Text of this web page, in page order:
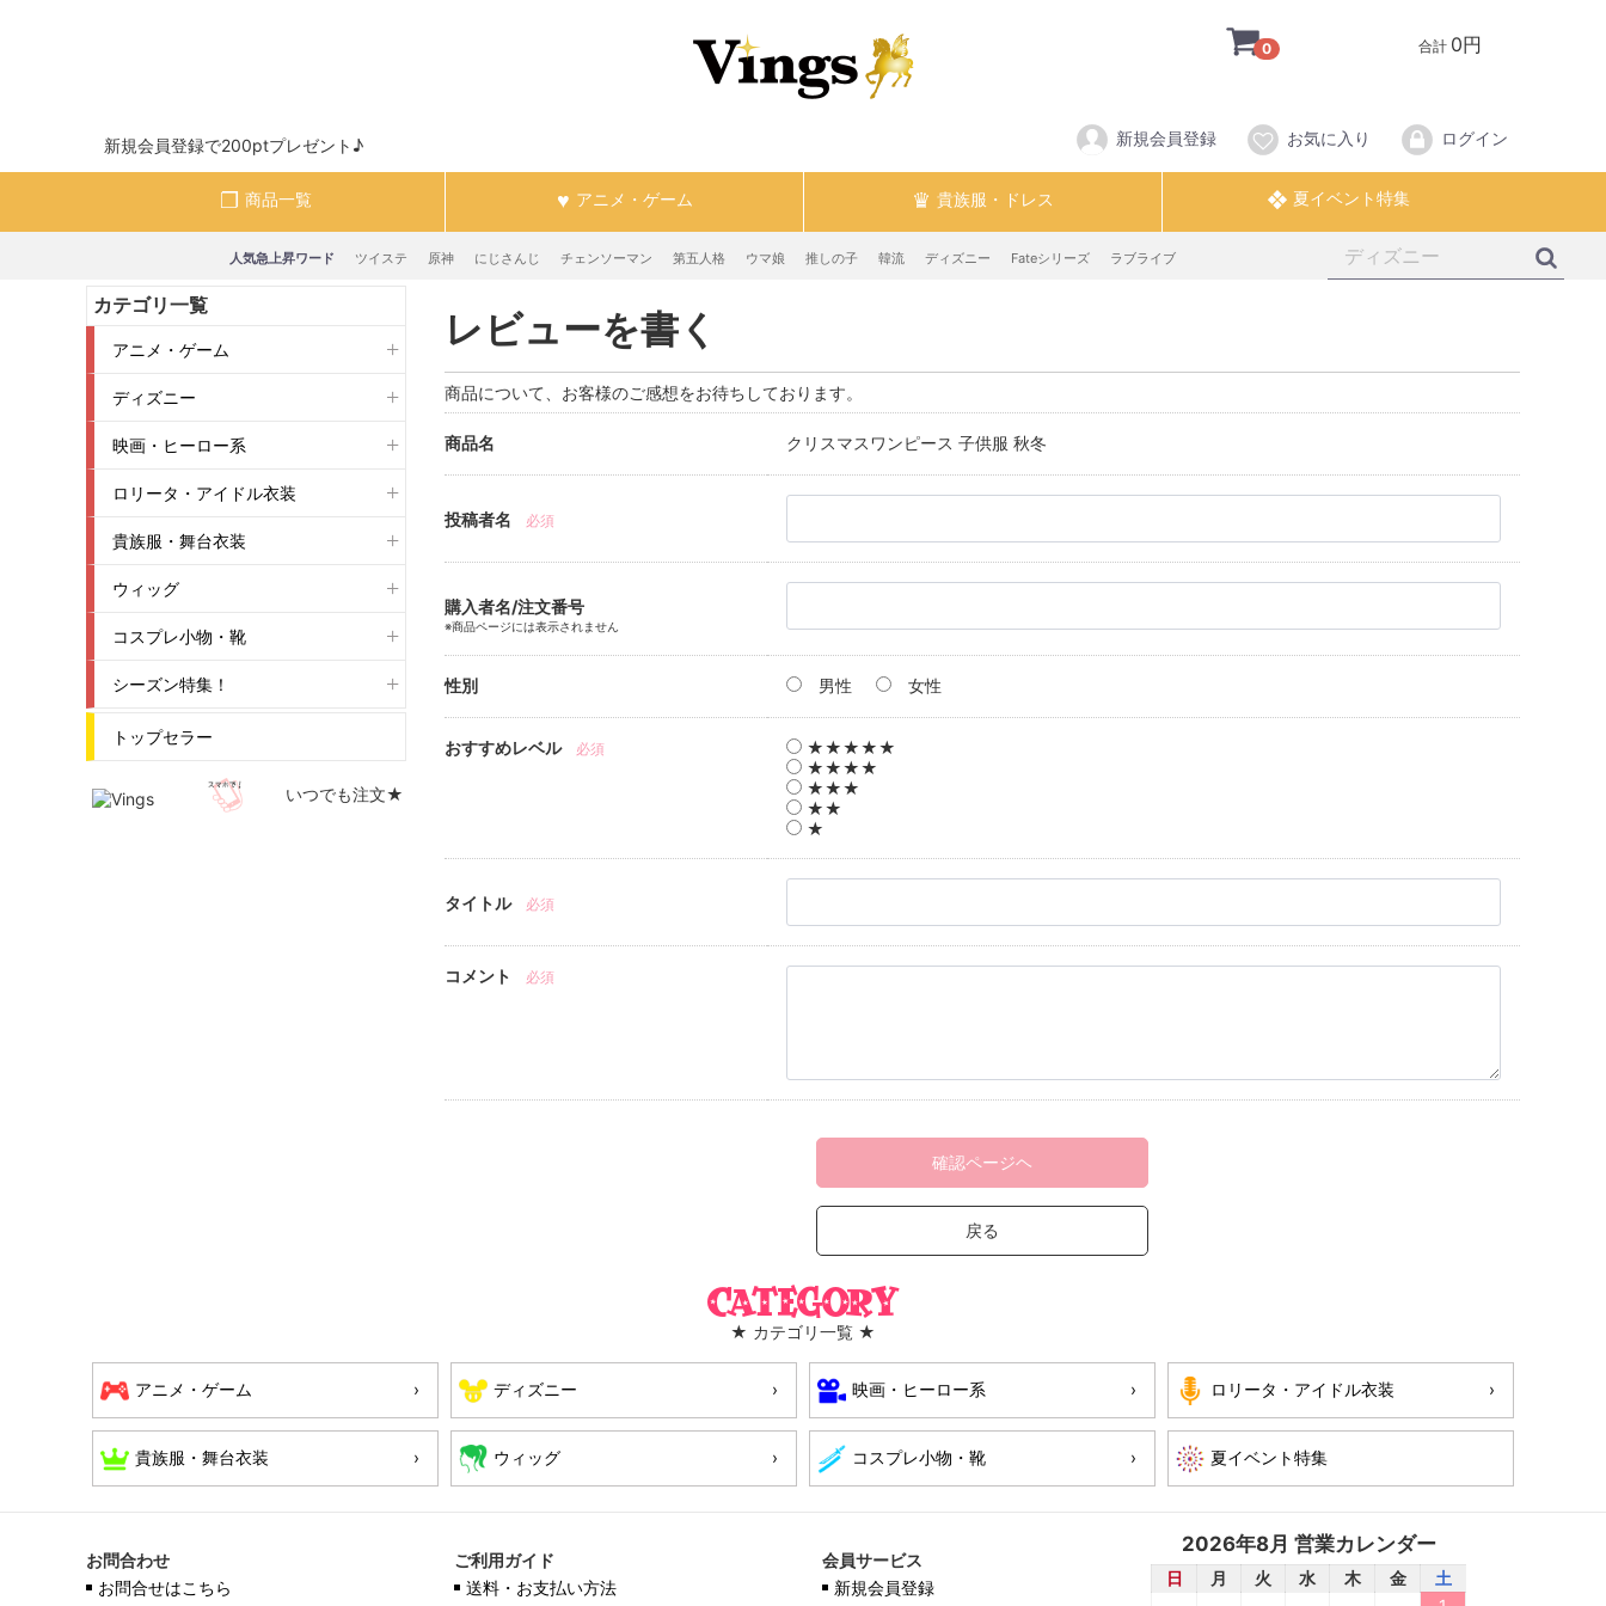
新規会員登録で200ptプレゼント♪
0 合計 0円
新規会員登録 お気に入り ログイン
商品一覧 アニメ・ゲーム 貴族服・ドレス
人気急上昇ワード ツイステ 原神 にじさんじ チェンソーマン 第五人格 ウマ娘 推しの子 韓流 ディズニー Fateシリーズ ラブライブ
カテゴリ一覧
アニメ・ゲーム
ディズニー
映画・ヒーロー系
ロリータ・アイドル衣装
貴族服・舞台衣装
ウィッグ
コスプレ小物・靴
シーズン特集！
トップセラー
いつでも注文★
レビューを書く
商品について、お客様のご感想をお待ちしております。
商品名 クリスマスワンピース 子供服 秋冬
投稿者名 必須
購入者名/注文番号
※商品ページには表示されません
性別 男性 女性
おすすめレベル 必須
★★★★★
★★★★
★★★
★★
★
タイトル 必須
コメント 必須
確認ページヘ
戻る
Category
★ カテゴリ一覧 ★
アニメ・ゲーム ディズニー 映画・ヒーロー系 ロリータ・アイドル衣装
貴族服・舞台衣装 ウィッグ コスプレ小物・靴
お問合わせ
お問合せはこちら
ご利用ガイド
送料・お支払い方法
会員サービス
新規会員登録
2026年8月 営業カレンダー
日 月 火 水 木 金
土